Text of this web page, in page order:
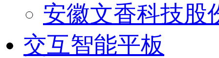
安徽文香科技股
交互智能平板